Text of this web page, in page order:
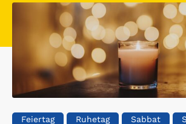
Feiertag Ruhetag Sabbat